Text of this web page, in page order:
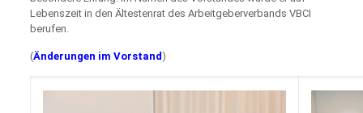
Lebenszeit in den Ältestenrat des Arbeitgeberverbands VBCI
berufen.
(Änderungen im Vorstand)